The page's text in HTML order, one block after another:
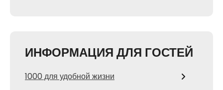
ИНФОРМАЦИЯ ДЛЯ ГОСТЕЙ
1000 для удобной жизни